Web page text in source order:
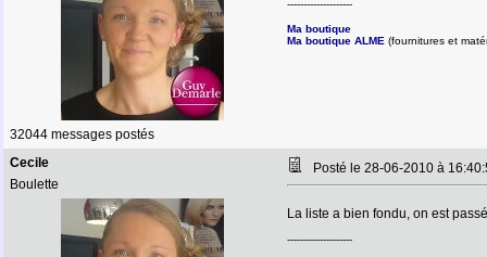
32044 messages postés
--------------------
Ma boutique
Ma boutique ALME (fournitures et
Cecile
Boulette
Posté le 28-06-2010 à
La liste a bien fondu, on est
--------------------